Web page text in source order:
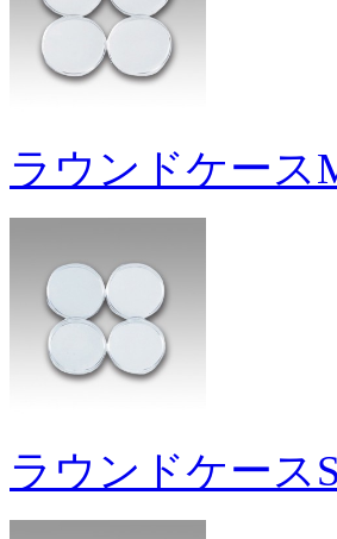
ラウンドケー
ラウンドケー